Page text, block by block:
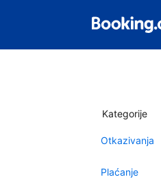
Kategorije
Otkazivanja
Plaćanje